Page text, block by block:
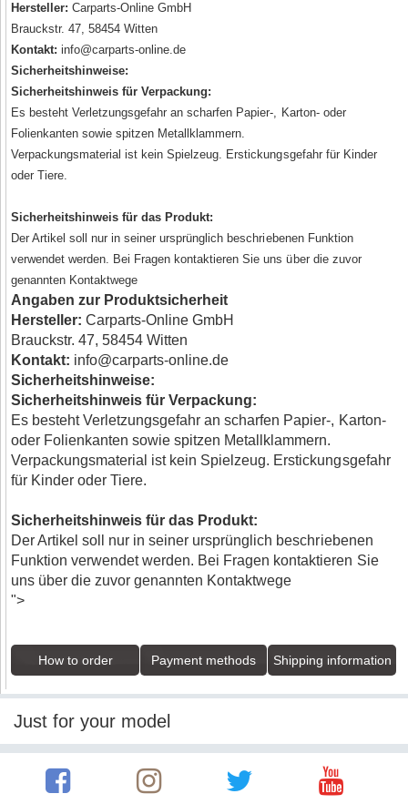
Hersteller: Carparts-Online GmbH
Brauckstr. 47, 58454 Witten
Kontakt: info@carparts-online.de
Sicherheitshinweise:
Sicherheitshinweis für Verpackung:
Es besteht Verletzungsgefahr an scharfen Papier-, Karton- oder
Folienkanten sowie spitzen Metallklammern.
Verpackungsmaterial ist kein Spielzeug. Erstickungsgefahr für Kinder
oder Tiere.
Sicherheitshinweis für das Produkt:
Der Artikel soll nur in seiner ursprünglich beschriebenen Funktion
verwendet werden. Bei Fragen kontaktieren Sie uns über die zuvor
genannten Kontaktwege
Angaben zur Produktsicherheit
Hersteller: Carparts-Online GmbH
Brauckstr. 47, 58454 Witten
Kontakt: info@carparts-online.de
Sicherheitshinweise:
Sicherheitshinweis für Verpackung:
Es besteht Verletzungsgefahr an scharfen Papier-, Karton-
oder Folienkanten sowie spitzen Metallklammern.
Verpackungsmaterial ist kein Spielzeug. Erstickungsgefahr
für Kinder oder Tiere.
Sicherheitshinweis für das Produkt:
Der Artikel soll nur in seiner ursprünglich beschriebenen
Funktion verwendet werden. Bei Fragen kontaktieren Sie
uns über die zuvor genannten Kontaktwege
">
How to order Payment methods Shipping information
Just for your model